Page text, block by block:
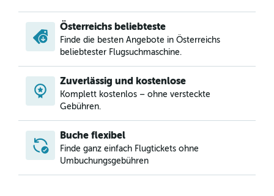
Österreichs beliebteste
Finde die besten Angebote in Österreichs
beliebtester Flugsuchmaschine.
Zuverlässig und kostenlose
Komplett kostenlos – ohne versteckte
Gebühren.
Buche flexibel
Finde ganz einfach Flugtickets ohne
Umbuchungsgebühren